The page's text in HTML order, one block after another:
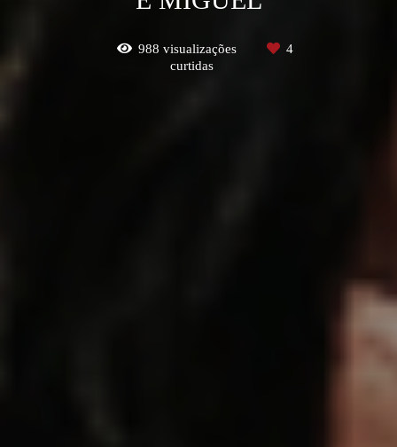
988 visualizações
4
curtidas